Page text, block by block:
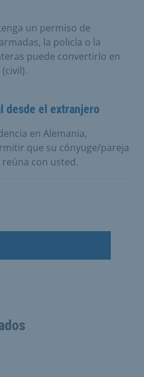
un permiso de
la policía o la
puede convertirlo en
desde el extranjero
en Alemania,
que su cónyuge/pareja
con usted.